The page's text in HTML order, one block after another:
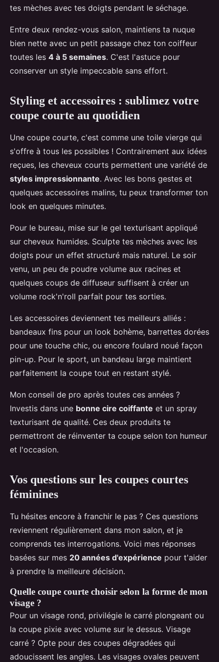
tes mèches avec tes doigts pendant le séchage.
Entre deux rendez-vous salon, maintiens ta nuque
bien nette avec un petit passage chez ton coiffeur
toutes les 4 à 5 semaines. C'est l'astuce pour
conserver un style impeccable sans effort.
Styling et accessoires : sublimez votre
coupe courte au quotidien
Une coupe courte, c'est comme une toile vierge qui
s'offre à tous les possibles ! Contrairement aux idées
reçues, les cheveux courts permettent une variété de
styles impressionnante. Avec les bons gestes et
quelques accessoires malins, tu peux transformer ton
look en quelques minutes.
Pour le bureau, mise sur le gel texturisant appliqué
sur cheveux humides. Sculpte tes mèches avec les
doigts pour un effet structuré mais naturel. Le soir
venu, un peu de poudre volume aux racines et
quelques coups de diffuseur suffisent à créer un
volume rock'n'roll parfait pour tes sorties.
Les accessoires deviennent tes meilleurs alliés :
bandeaux fins pour un look bohème, barrettes dorées
pour une touche chic, ou encore foulard noué façon
pin-up. Pour le sport, un bandeau large maintient
parfaitement la coupe tout en restant stylé.
Mon conseil de pro après toutes ces années ?
Investis dans une bonne cire coiffante et un spray
texturisant de qualité. Ces deux produits te
permettront de réinventer ta coupe selon ton humeur
et l'occasion.
Vos questions sur les coupes courtes
féminines
Tu hésites encore à franchir le pas ? Ces questions
reviennent régulièrement dans mon salon, et je
comprends tes interrogations. Voici mes réponses
basées sur mes 20 années d'expérience pour t'aider
à prendre la meilleure décision.
Quelle coupe courte choisir selon la forme de mon
visage ?
Pour un visage rond, privilégie le carré plongeant ou
la coupe pixie avec volume sur le dessus. Visage
carré ? Opte pour des coupes dégradées qui
adoucissent les angles. Les visages ovales peuvent